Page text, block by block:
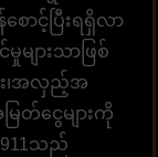
ာင့်ပြီးရရှိလာ
ျားသာဖြစ်
း၊အလှည့်အ
တ်ငွေများကို
သည်